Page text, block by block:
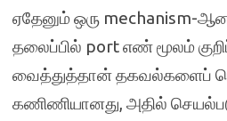
ஏதேனும் ஒரு mechanism-
தலைப்பில் port எண் மூலம்
வைத்துத்தான் தகவல்களைப்
கணிணியானது, அதில்